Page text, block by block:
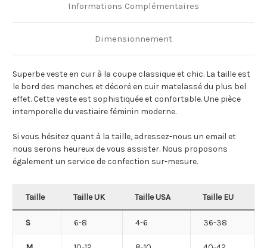
Informations Complémentaires
Dimensionnement
Superbe veste en cuir à la coupe classique et chic. La taille est
le bord des manches et décoré en cuir matelassé du plus bel
effet. Cette veste est sophistiquée et confortable. Une pièce
intemporelle du vestiaire féminin moderne.
Si vous hésitez quant à la taille, adressez-nous un email et
nous serons heureux de vous assister. Nous proposons
également un service de confection sur-mesure.
Taille Taille UK Taille USA Taille EU
S 6-8 4-6 36-38